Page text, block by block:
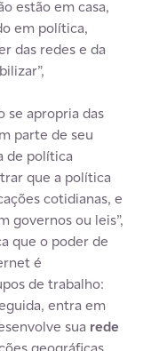
estão em casa,
em política,
das redes e da
se apropria das
parte de seu
de política
que a política
cotidianas, e
governos ou leis”,
que o poder de
é
de trabalho:
entra em
sua rede